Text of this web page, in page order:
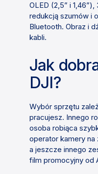
OLED (2,5” i
redukcją szumów i
Bluetooth. Obraz i
kabli.
Jak
DJI?
Wybór sprzętu
pracujesz. Innego
osoba robiąca
operator kamery
a jeszcze innego
film promocyjny od